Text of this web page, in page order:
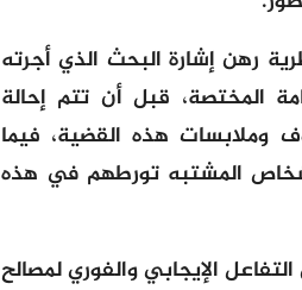
رهن إشارة البحث الذي أجرته
المختصة، قبل أن تتم إحالة
وملابسات هذه القضية، فيما
المشتبه تورطهم في هذه
الإيجابي والفوري لمصالح